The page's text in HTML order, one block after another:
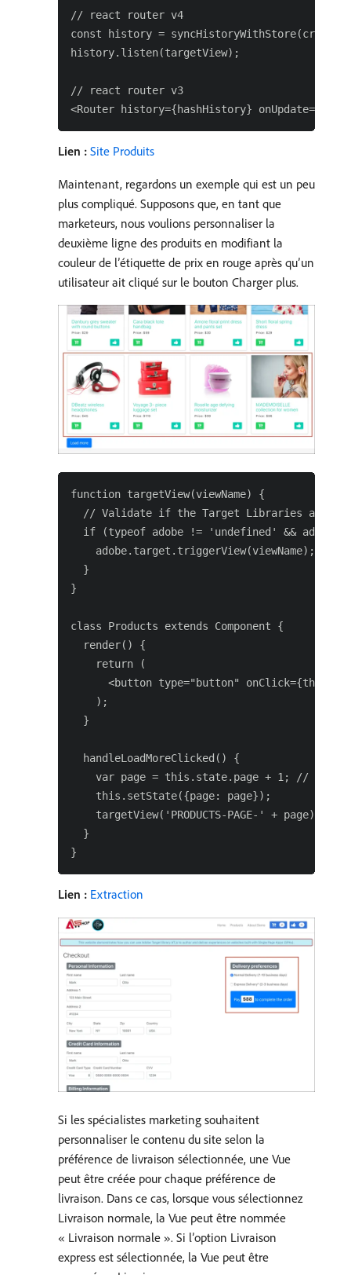
// react router v4
const history =
history.listen(targetView);
// react router v3
Lien : Site Produits
Maintenant, regardons un exemple qui est un peu
plus compliqué. Supposons que, en tant que
marketeurs, nous voulions personnaliser la
deuxième ligne des produits en modifiant la
couleur de l’étiquette de prix en rouge après qu’un
utilisateur ait cliqué sur le bouton Charger plus.
function targetView(viewName) {
// Validate if the Target Libraries are
if (typeof adobe != 'undefined' &&
    adobe.target.triggerView(viewName);
  }
}
class Products extends Component {
  render() {
    return (
<button type="button"
    );
  }
  handleLoadMoreClicked() {
var page = this.state.page + 1; //
    this.setState({page: page});
    targetView('PRODUCTS-PAGE-' + page);
  }
Lien : Extraction
Si les spécialistes marketing souhaitent
personnaliser le contenu du site selon la
préférence de livraison sélectionnée, une Vue
peut être créée pour chaque préférence de
livraison. Dans ce cas, lorsque vous sélectionnez
Livraison normale, la Vue peut être nommée
« Livraison normale ». Si l’option Livraison
express est sélectionnée, la Vue peut être